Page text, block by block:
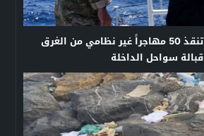
البحرية الملكية تنقذ 50 مهاجراً غير نظامي من الغرق
قبالة سواحل الداخلة